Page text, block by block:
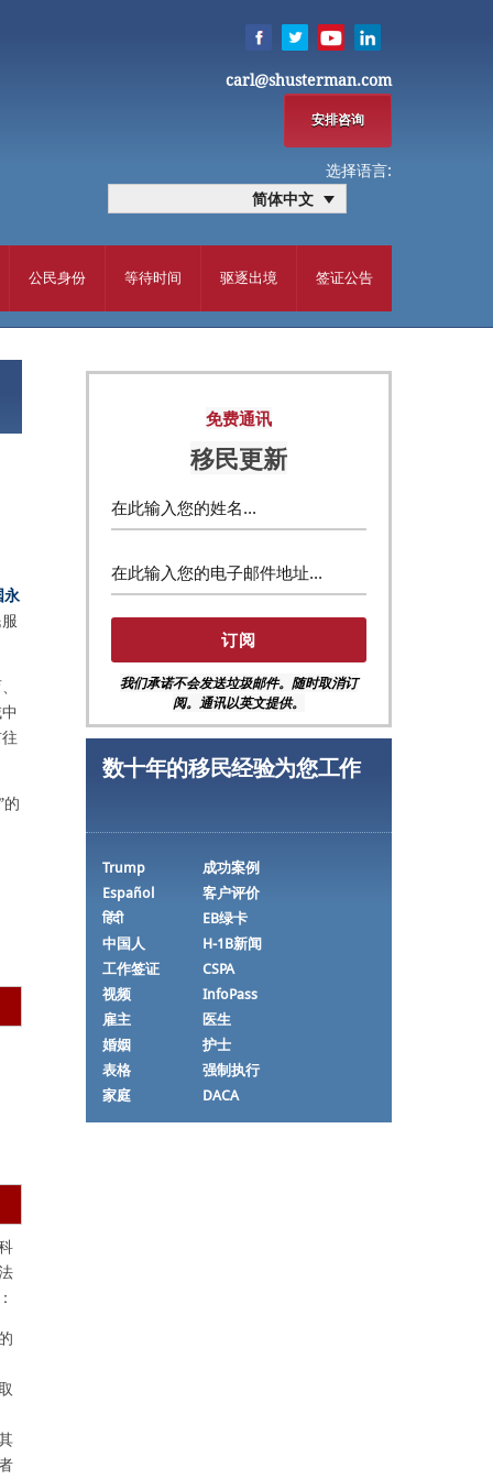
carl@shusterman.com
安排咨询
选择语言:
简体中文
公民身份 等待时间 驱逐出境 签证公告
永
的
免费通讯
移民更新
我们承诺不会发送垃圾邮件。随时取消订
阅。通讯以英文提供。
数十年的移民经验为您工作
Trump
Español
हिंदी
中国人
工作签证
视频
雇主
婚姻
表格
家庭
成功案例
客户评价
EB绿卡
H-1B新闻
CSPA
InfoPass
医生
护士
强制执行
DACA